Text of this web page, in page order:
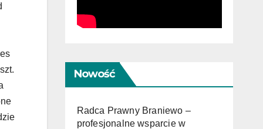
Nowość
Radca Prawny Braniewo –
profesjonalne wsparcie w